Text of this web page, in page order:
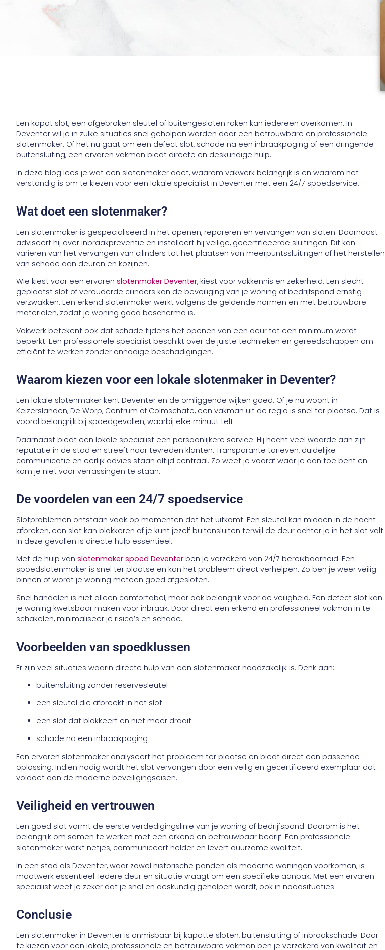
Een kapot slot, een afgebroken sleutel of buitengesloten raken kan iedereen overkomen. In
Deventer wil je in zulke situaties snel geholpen worden door een betrouwbare en professionele
slotenmaker. Of het nu gaat om een defect slot, schade na een inbraakpoging of een dringende
buitensluiting, een ervaren vakman biedt directe en deskundige hulp.
In deze blog lees je wat een slotenmaker doet, waarom vakwerk belangrijk is en waarom het
verstandig is om te kiezen voor een lokale specialist in Deventer met een 24/7 spoedservice.
Wat doet een slotenmaker?
Een slotenmaker is gespecialiseerd in het openen, repareren en vervangen van sloten. Daarnaast
adviseert hij over inbraakpreventie en installeert hij veilige, gecertificeerde sluitingen. Dit kan
variëren van het vervangen van cilinders tot het plaatsen van meerpuntssluitingen of het herstellen
van schade aan deuren en kozijnen.
Wie kiest voor een ervarenslotenmaker Deventer, kiest voor vakkennis en zekerheid. Een slecht
geplaatst slot of verouderde cilinders kan de beveiliging van je woning of bedrijfspand ernstig
verzwakken. Een erkend slotenmaker werkt volgens de geldende normen en met betrouwbare
materialen, zodat je woning goed beschermd is.
Vakwerk betekent ook dat schade tijdens het openen van een deur tot een minimum wordt
beperkt. Een professionele specialist beschikt over de juiste technieken en gereedschappen om
efficiënt te werken zonder onnodige beschadigingen.
Waarom kiezen voor een lokale slotenmaker in Deventer?
Een lokale slotenmaker kent Deventer en de omliggende wijken goed. Of je nu woont in
Keizerslanden, De Worp, Centrum of Colmschate, een vakman uit de regio is snel ter plaatse. Dat is
vooral belangrijk bij spoedgevallen, waarbij elke minuut telt.
Daarnaast biedt een lokale specialist een persoonlijkere service. Hij hecht veel waarde aan zijn
reputatie in de stad en streeft naar tevreden klanten. Transparante tarieven, duidelijke
communicatie en eerlijk advies staan altijd centraal. Zo weet je vooraf waar je aan toe bent en
kom je niet voor verrassingen te staan.
De voordelen van een 24/7 spoedservice
Slotproblemen ontstaan vaak op momenten dat het uitkomt. Een sleutel kan midden in de nacht
afbreken, een slot kan blokkeren of je kunt jezelf buitensluiten terwijl de deur achter je in het slot valt.
In deze gevallen is directe hulp essentieel.
Met de hulp vanslotenmaker spoed Deventer ben je verzekerd van 24/7 bereikbaarheid. Een
spoedslotenmaker is snel ter plaatse en kan het probleem direct verhelpen. Zo ben je weer veilig
binnen of wordt je woning meteen goed afgesloten.
Snel handelen is niet alleen comfortabel, maar ook belangrijk voor de veiligheid. Een defect slot kan
je woning kwetsbaar maken voor inbraak. Door direct een erkend en professioneel vakman in te
schakelen, minimaliseer je risico’s en schade.
Voorbeelden van spoedklussen
Er zijn veel situaties waarin directe hulp van een slotenmaker noodzakelijk is. Denk aan:
buitensluiting zonder reservesleutel
een sleutel die afbreekt in het slot
een slot dat blokkeert en niet meer draait
schade na een inbraakpoging
Een ervaren slotenmaker analyseert het probleem ter plaatse en biedt direct een passende
oplossing. Indien nodig wordt het slot vervangen door een veilig en gecertificeerd exemplaar dat
voldoet aan de moderne beveiligingseisen.
Veiligheid en vertrouwen
Een goed slot vormt de eerste verdedigingslinie van je woning of bedrijfspand. Daarom is het
belangrijk om samen te werken met een erkend en betrouwbaar bedrijf. Een professionele
slotenmaker werkt netjes, communiceert helder en levert duurzame kwaliteit.
In een stad als Deventer, waar zowel historische panden als moderne woningen voorkomen, is
maatwerk essentieel. Iedere deur en situatie vraagt om een specifieke aanpak. Met een ervaren
specialist weet je zeker dat je snel en deskundig geholpen wordt, ook in noodsituaties.
Conclusie
Een slotenmaker in Deventer is onmisbaar bij kapotte sloten, buitensluiting of inbraakschade. Door
te kiezen voor een lokale, professionele en betrouwbare vakman ben je verzekerd van kwaliteit en